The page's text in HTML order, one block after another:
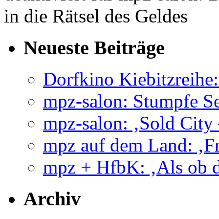
in die Rätsel des Geldes
Neueste Beiträge
Dorfkino Kiebitzreihe:
mpz-salon: Stumpfe
mpz-salon: ‚Sold
mpz auf dem Land:
mpz + HfbK: ‚Als ob
Archiv